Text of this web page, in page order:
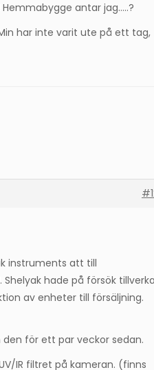
Hemmabygge antar jag…..?
har inte varit ute på ett tag,
instruments att till
Shelyak hade på försök
av enheter till försäljning.
för ett par veckor sedan.
IR filtret på kameran. (finns